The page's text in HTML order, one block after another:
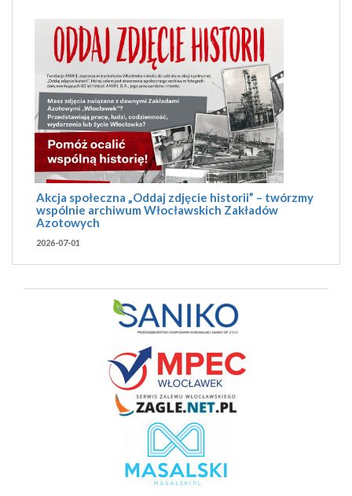
Akcja społeczna „Oddaj zdjęcie historii” – twórzmy
wspólnie archiwum Włocławskich Zakładów
Azotowych
2026-07-01